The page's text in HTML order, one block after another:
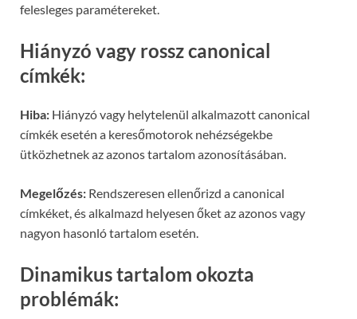
felesleges paramétereket.
Hiányzó vagy rossz canonical
címkék:
Hiba: Hiányzó vagy helytelenül alkalmazott canonical
címkék esetén a keresőmotorok nehézségekbe
ütközhetnek az azonos tartalom azonosításában.
Megelőzés: Rendszeresen ellenőrizd a canonical
címkéket, és alkalmazd helyesen őket az azonos vagy
nagyon hasonló tartalom esetén.
Dinamikus tartalom okozta
problémák: